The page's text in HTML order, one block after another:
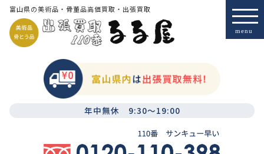
富山県の美術品・骨董品高価買取・出張買取
年中無休 9:30～19:00